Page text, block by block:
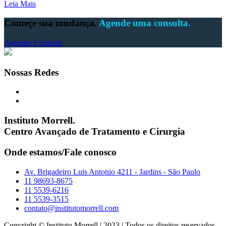
Leia Mais
Começe sua mudança. Agende uma consulta.
Agendar Consulta
Nossas Redes
Instituto Morrell.
Centro Avançado de Tratamento e Cirurgia
Onde estamos/Fale conosco
Av. Brigadeiro Luis Antonio 4211 - Jardins - São Paulo
11 98693-8675
11 5539-6216
11 5539-3515
contato@institutomorrell.com